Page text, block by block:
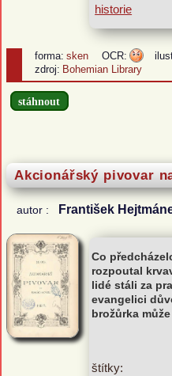
historie
forma: sken OCR:
zdroj: Bohemian Library
stáhnout
Akcionářský pivovar
autor : František
Co
rozpoutal
lidé stáli za
evangelici
brožůrka
štítky: